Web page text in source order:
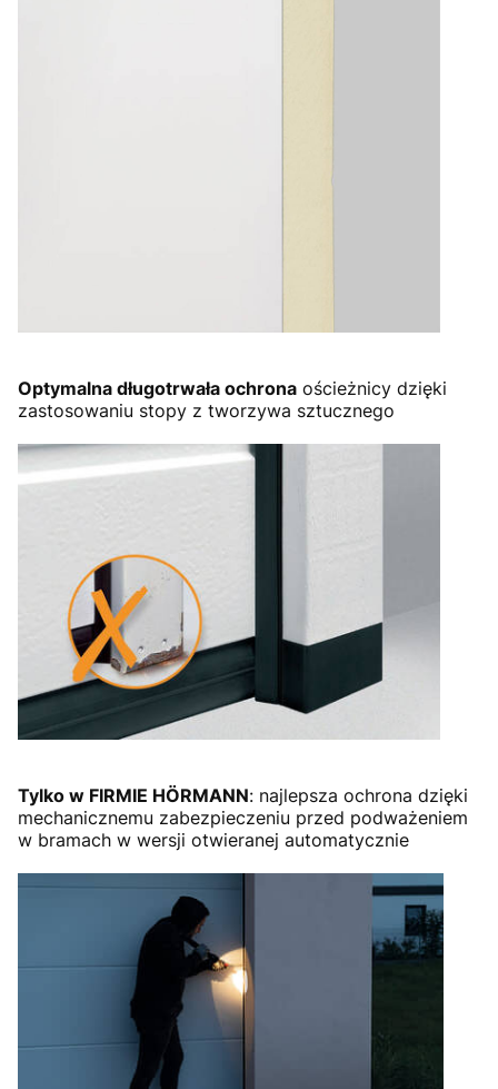
Optymalna długotrwała ochrona ościeżnicy dzięki
zastosowaniu stopy z tworzywa sztucznego
Tylko w FIRMIE HÖRMANN: najlepsza ochrona dzięki
mechanicznemu zabezpieczeniu przed podważeniem
w bramach w wersji otwieranej automatycznie